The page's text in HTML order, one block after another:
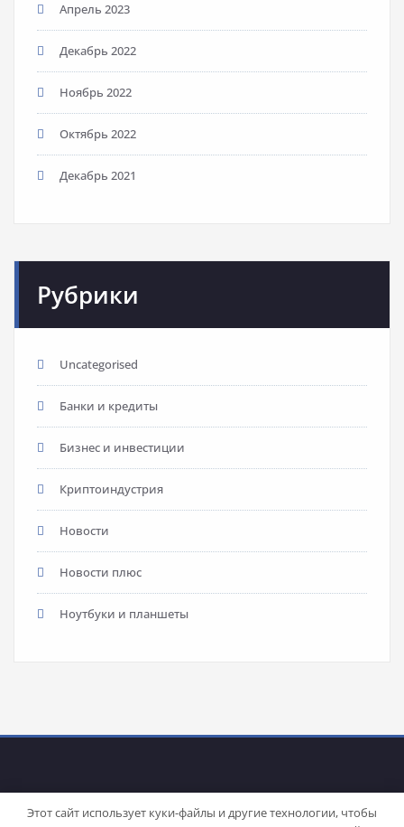
Апрель 2023
Декабрь 2022
Ноябрь 2022
Октябрь 2022
Декабрь 2021
Рубрики
Uncategorised
Банки и кредиты
Бизнес и инвестиции
Криптоиндустрия
Новости
Новости плюс
Ноутбуки и планшеты
Этот сайт использует куки-файлы и другие технологии, чтобы